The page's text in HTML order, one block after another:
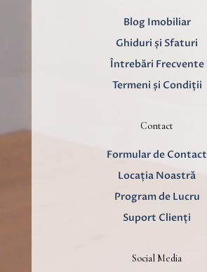
Blog Imobiliar
Ghiduri și Sfaturi
Întrebări Frecvente
Termeni și Condiții
Contact
Formular de Contact
Locația Noastră
Program de Lucru
Suport Clienți
Social Media